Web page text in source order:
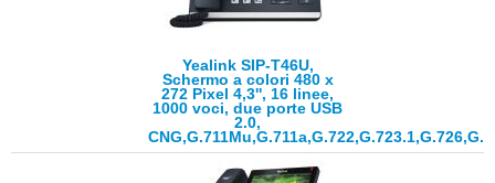
Yealink SIP-T46U,
Schermo a colori 480 x
272 Pixel 4,3'', 16 linee,
1000 voci, due porte USB
2.0,